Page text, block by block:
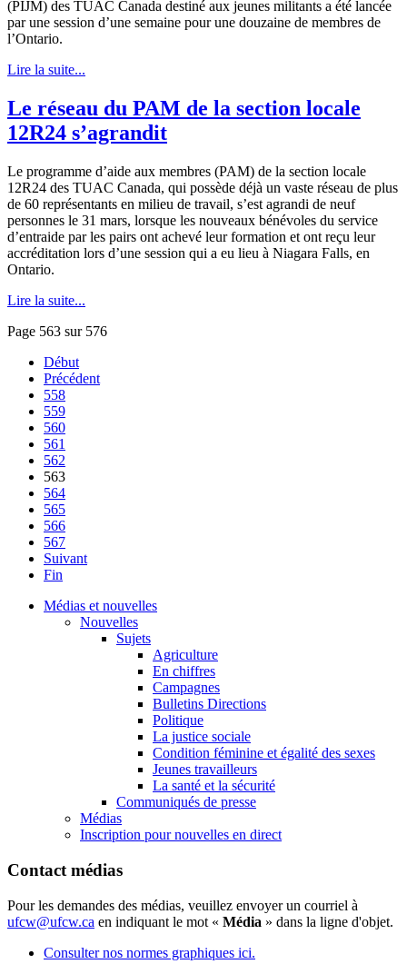
(PIJM) des TUAC Canada destiné aux jeunes militants a été lancée
par une session d’une semaine pour une douzaine de membres de
l’Ontario.
Lire la suite...
Le réseau du PAM de la section locale
12R24 s’agrandit
Le programme d’aide aux membres (PAM) de la section locale
12R24 des TUAC Canada, qui possède déjà un vaste réseau de plus
de 60 représentants en milieu de travail, s’est agrandi de neuf
personnes le 31 mars, lorsque les nouveaux bénévoles du service
d’entraide par les pairs ont achevé leur formation et ont reçu leur
accréditation lors d’une session qui a eu lieu à Niagara Falls, en
Ontario.
Lire la suite...
Page 563 sur 576
Début
Précédent
558
559
560
561
562
563
564
565
566
567
Suivant
Fin
Médias et nouvelles
Nouvelles
Sujets
Agriculture
En chiffres
Campagnes
Bulletins Directions
Politique
La justice sociale
Condition féminine et égalité des sexes
Jeunes travailleurs
La santé et la sécurité
Communiqués de presse
Médias
Inscription pour nouvelles en direct
Contact médias
Pour les demandes des médias, veuillez envoyer un courriel à
ufcw@ufcw.ca en indiquant le mot « Média » dans la ligne d'objet.
Consulter nos normes graphiques ici.